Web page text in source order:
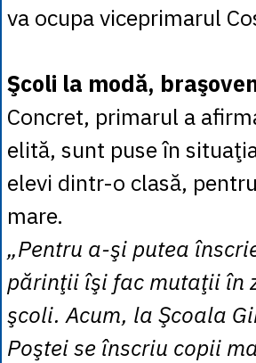
va ocupa viceprimarul
Şcoli la modă,
Concret, primarul a
elită, sunt puse în
elevi dintr-o clasă,
mare.
„Pentru a-şi putea
părinţii îşi fac mutaţii în
şcoli. Acum, la Şcoala
Poştei se înscriu copii